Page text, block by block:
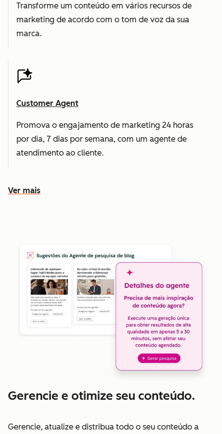
Transforme um conteúdo em vários recursos de
marketing de acordo com o tom de voz da sua
marca.
Customer Agent
Promova o engajamento de marketing 24 horas
por dia, 7 dias por semana, com um agente de
atendimento ao cliente.
Ver mais
Gerencie e otimize seu conteúdo.
Gerencie, atualize e distribua todo o seu conteúdo a